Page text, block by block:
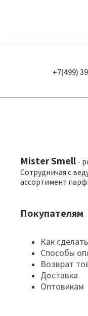
+7(499)
Mister Smell -
Сотрудничая с
ассортимент
Покупателям
Как
Способы
Возврат
Доставка
Оптовикам